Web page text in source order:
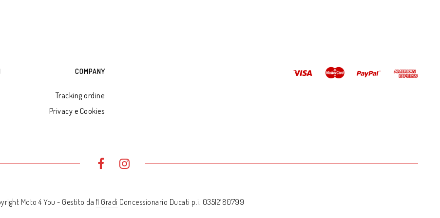
COMPANY
Tracking ordine
Privacy e Cookies
Moto 4 You - Gestito da 11 Gradi Concessionario Ducati p.i. 03512180799